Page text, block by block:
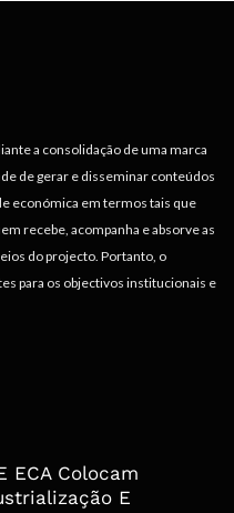
a consolidação de uma marca
de gerar e disseminar conteúdos
económica em termos tais que
recebe, acompanha e absorve as
do projecto. Portanto, o
para os objectivos institucionais e
ECA Colocam
E